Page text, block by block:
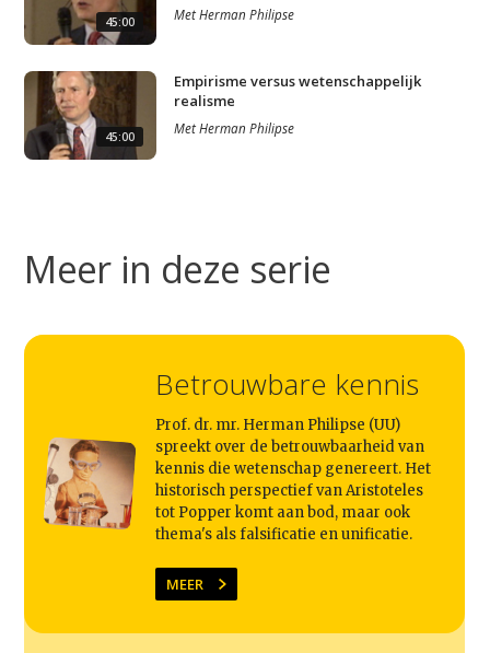
Home
Video
Podcast
Artikelen
Contact
45:00 MetHerman Philipse
45:00
Empirisme versus wetenschappelijk
realisme
MetHerman Philipse
Meer in deze serie
Betrouwbare kennis
Prof. dr. mr. Herman Philipse (UU)
spreekt over de betrouwbaarheid van
kennis die wetenschap genereert. Het
historisch perspectief van Aristoteles
tot Popper komt aan bod, maar ook
thema's als falsificatie en unificatie.
MEER